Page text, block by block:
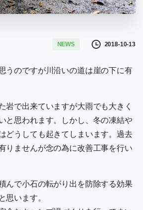
NEWS 2018-10-13
うのですが川沿いの道は崖の下に有
岩で出来ていますが大雨でも大きく
と思われます。しかし、冬の凍結や
どうしても起きてしまいます。過去
りませんが念の為に改善工事を行い
んで小石の転がり出を防除する効果
思います。